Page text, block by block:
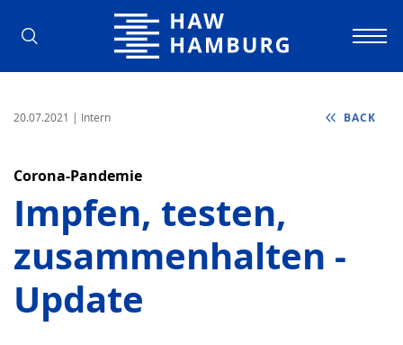
Hamburg University of Applied
20.07.2021 | Intern BACK
Corona-Pandemie
Impfen, testen,
zusammenhalten -
Update